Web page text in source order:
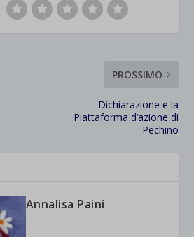
PROSSIMO
Dichiarazione e la
Piattaforma d’azione di
Pechino
Annalisa Paini